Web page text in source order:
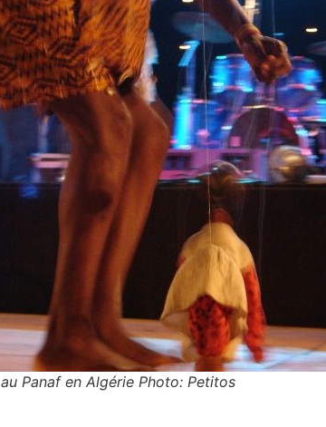
Panaf en Algérie Photo: Petitos